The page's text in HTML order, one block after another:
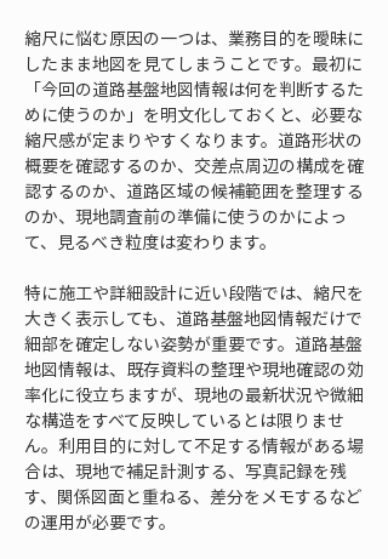
縮尺に悩む原因の一つは、業務目的を曖昧に
したまま地図を見てしまうことです。最初に
「今回の道路基盤地図情報は何を判断するた
めに使うのか」を明文化しておくと、必要な
縮尺感が定まりやすくなります。道路形状の
概要を確認するのか、交差点周辺の構成を確
認するのか、道路区域の候補範囲を整理する
のか、現地調査前の準備に使うのかによっ
て、見るべき粒度は変わります。
特に施工や詳細設計に近い段階では、縮尺を
大きく表示しても、道路基盤地図情報だけで
細部を確定しない姿勢が重要です。道路基盤
地図情報は、既存資料の整理や現地確認の効
率化に役立ちますが、現地の最新状況や微細
な構造をすべて反映しているとは限りませ
ん。利用目的に対して不足する情報がある場
合は、現地で補足計測する、写真記録を残
す、関係図面と重ねる、差分をメモするなど
の運用が必要です。